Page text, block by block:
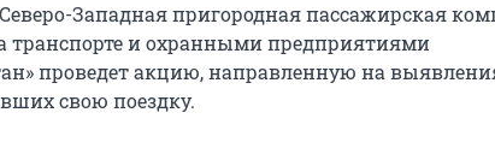
Западная пригородная пассажирская
транспорте и охранными предприятиями
проведет акцию, направленную на
свою поездку.